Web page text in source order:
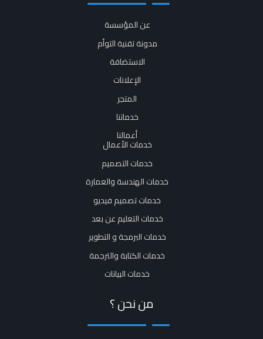
من نحن ؟
عن المؤسسة
مدونة تقنية التوأم
الاستضافة
الإعلانات
المتجر
خدماتنا
أعمالنا
خدمات الأعمال
خدمات التصميم
خدمات الهندسة والعمارة
خدمات تصميم فيديو
خدمات التعليم عن بعد
خدمات البرمجة و التطوير
خدمات الكتابة والترجمة
خدمات البيانات